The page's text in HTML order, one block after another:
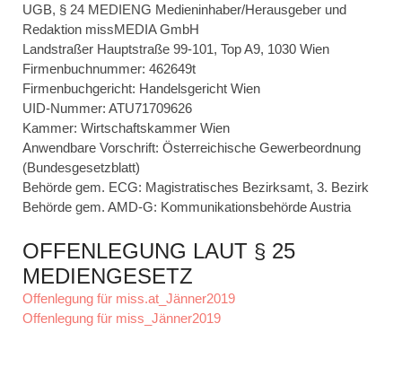
UGB, § 24 MEDIENG Medieninhaber/Herausgeber und
Redaktion missMEDIA GmbH
Landstraßer Hauptstraße 99-101, Top A9, 1030 Wien
Firmenbuchnummer: 462649t
Firmenbuchgericht: Handelsgericht Wien
UID-Nummer: ATU71709626
Kammer: Wirtschaftskammer Wien
Anwendbare Vorschrift: Österreichische Gewerbeordnung
(Bundesgesetzblatt)
Behörde gem. ECG: Magistratisches Bezirksamt, 3. Bezirk
Behörde gem. AMD-G: Kommunikationsbehörde Austria
OFFENLEGUNG LAUT § 25
MEDIENGESETZ
Offenlegung für miss.at_Jänner2019
Offenlegung für miss_Jänner2019